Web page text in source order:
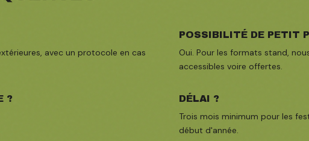
avec un protocole en cas
POSSIBILITÉ DE PETIT
Oui. Pour les formats stand,
accessibles voire offertes.
? DÉLAI ?
Trois mois minimum pour les
début d'année.